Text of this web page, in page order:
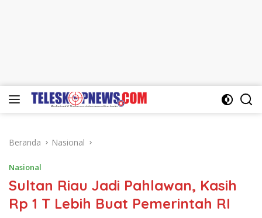
Langsung
Beranda Nasional
Nasional
Sultan Riau Jadi Pahlawan, Kasih
Rp 1 T Lebih Buat Pemerintah RI